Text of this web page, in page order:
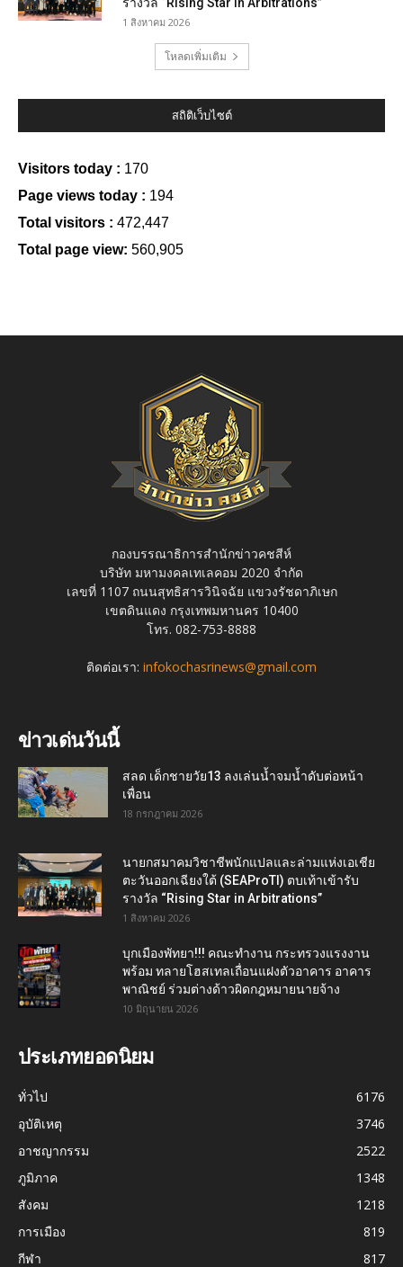
1 สิงหาคม 2026
โหลดเพิ่มเติม
สถิติเว็บไซต์
Visitors today : 170
Page views today : 194
Total visitors : 472,447
Total page view: 560,905
กองบรรณาธิการสำนักข่าวคชสีห์
บริษัท มหามงคลเทเลคอม 2020 จำกัด
เลขที่ 1107 ถนนสุทธิสารวินิจฉัย แขวงรัชดาภิเษก
เขตดินแดง กรุงเทพมหานคร 10400
โทร. 082-753-8888
ติดต่อเรา: infokochasrinews@gmail.com
ข่าวเด่นวันนี้
สลด เด็กชายวัย13 ลงเล่นน้ำจมน้ำดับต่อหน้า
เพื่อน
18 กรกฎาคม 2026
นายกสมาคมวิชาชีพนักแปลและล่ามแห่งเอเชีย
ตะวันออกเฉียงใต้ (SEAProTI) ตบเท้าเข้ารับ
รางวัล “Rising Star in Arbitrations”
1 สิงหาคม 2026
บุกเมืองพัทยา!!! คณะทำงาน กระทรวงแรงงาน
พร้อม ทลายโฮสเทลเถื่อนแฝงตัวอาคาร อาคาร
พาณิชย์ ร่วมต่างด้าวผิดกฎหมายนายจ้าง
10 มิถุนายน 2026
ประเภทยอดนิยม
ทั่วไป
6176
อุบัติเหตุ
3746
อาชญากรรม
2522
ภูมิภาค
1348
สังคม
1218
การเมือง
819
กีฬา
817